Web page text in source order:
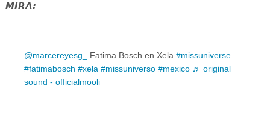
MIRA:
@marcereyesg_ Fatima Bosch en Xela #missuniverse
#fatimabosch #xela #missuniverso #mexico ♬ original
sound - officialmooli